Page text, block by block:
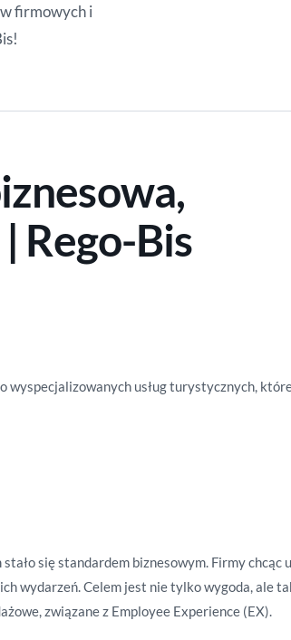
firmowych i
Rego-Bis
usług turystycznych,
się standardem biznesowym. Firmy chcąc
wydarzeń. Celem jest nie tylko wygoda, ale
związane z Employee Experience (EX).